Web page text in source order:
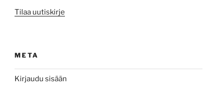
Tilaa uutiskirje
META
Kirjaudu sisään